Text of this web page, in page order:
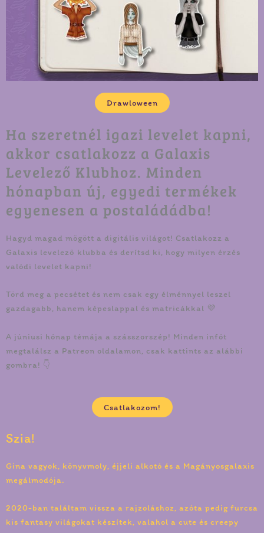
Drawloween
Ha szeretnél igazi levelet kapni,
akkor csatlakozz a Galaxis
Levelező Klubhoz. Minden
hónapban új, egyedi termékek
egyenesen a postaládádba!
Hagyd magad mögött a digitális világot! Csatlakozz a
Galaxis levelező klubba és derítsd ki, hogy milyen érzés
valódi levelet kapni!
Törd meg a pecsétet és nem csak egy élménnyel leszel
gazdagabb, hanem képeslappal és matricákkal 💜
A júniusi hónap témája a szásszorszép! Minden infót
megtalálsz a Patreon oldalamon, csak kattints az alábbi
gombra! 👇
Csatlakozom!
Szia!
Gina vagyok, könyvmoly, éjjeli alkotó és a Magányosgalaxis
megálmodója.
2020-ban találtam vissza a rajzoláshoz, azóta pedig furcsa
kis fantasy világokat készítek, valahol a cute és creepy